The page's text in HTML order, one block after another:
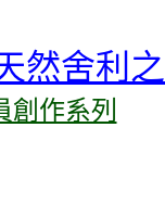
然舍利
創作系列